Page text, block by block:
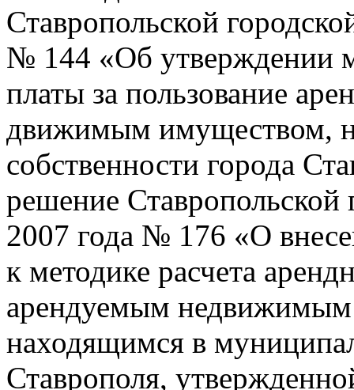
Ставропольской
№ 144 «Об утверждении
платы за пользование
движимым имуществом,
собственности города
решение
2007 года № 176 «О
к методике расчета
арендуемым
находящимся в
Ставрополя,